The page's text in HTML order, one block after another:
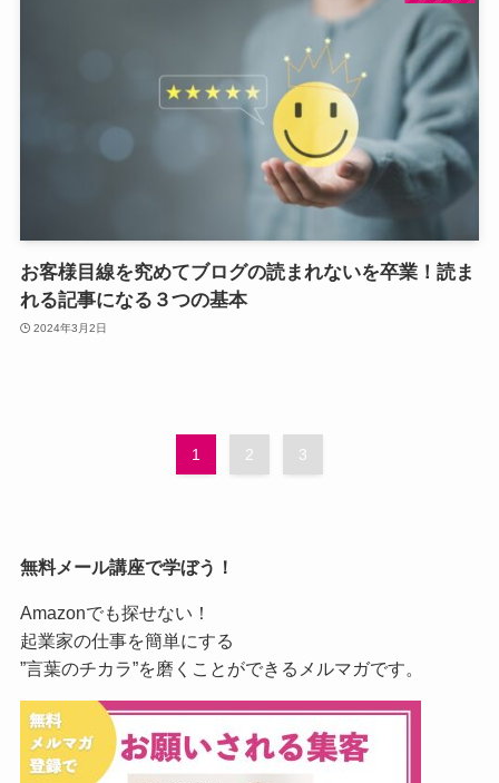
お客様目線を究めてブログの読まれないを卒業！読ま
れる記事になる３つの基本
2024年3月2日
1 2 3
無料メール講座で学ぼう！
Amazonでも探せない！
起業家の仕事を簡単にする
”言葉のチカラ”を磨くことができるメルマガです。